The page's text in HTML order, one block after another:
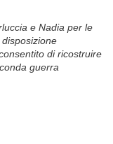
e Nadia per le
di ricostruire
guerra